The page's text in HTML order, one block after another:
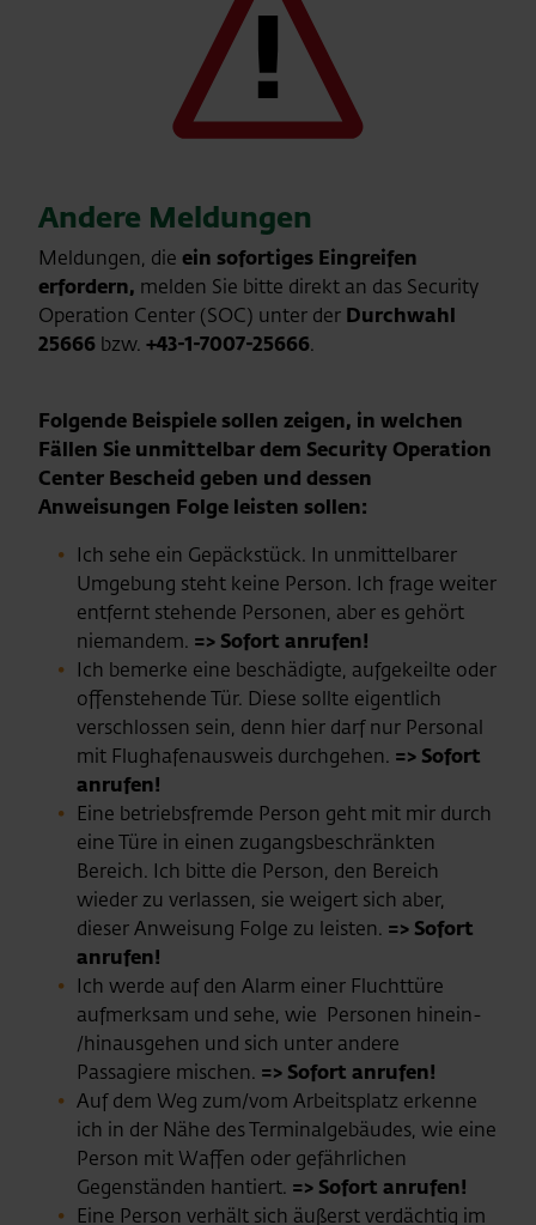
Andere Meldungen
Meldungen, die ein sofortiges Eingreifen
erfordern, melden Sie bitte direkt an das Security
Operation Center (SOC) unter der Durchwahl
25666 bzw. +43-1-7007-25666.
Folgende Beispiele sollen zeigen, in welchen
Fällen Sie unmittelbar dem Security Operation
Center Bescheid geben und dessen
Anweisungen Folge leisten sollen:
Ich sehe ein Gepäckstück. In unmittelbarer
Umgebung steht keine Person. Ich frage weiter
entfernt stehende Personen, aber es gehört
niemandem. => Sofort anrufen!
Ich bemerke eine beschädigte, aufgekeilte oder
offenstehende Tür. Diese sollte eigentlich
verschlossen sein, denn hier darf nur Personal
mit Flughafenausweis durchgehen. => Sofort
anrufen!
Eine betriebsfremde Person geht mit mir durch
eine Türe in einen zugangsbeschränkten
Bereich. Ich bitte die Person, den Bereich
wieder zu verlassen, sie weigert sich aber,
dieser Anweisung Folge zu leisten. => Sofort
anrufen!
Ich werde auf den Alarm einer Fluchttüre
aufmerksam und sehe, wie Personen hinein-
/hinausgehen und sich unter andere
Passagiere mischen. => Sofort anrufen!
Auf dem Weg zum/vom Arbeitsplatz erkenne
ich in der Nähe des Terminalgebäudes, wie eine
Person mit Waffen oder gefährlichen
Gegenständen hantiert. => Sofort anrufen!
Eine Person verhält sich äußerst verdächtig im